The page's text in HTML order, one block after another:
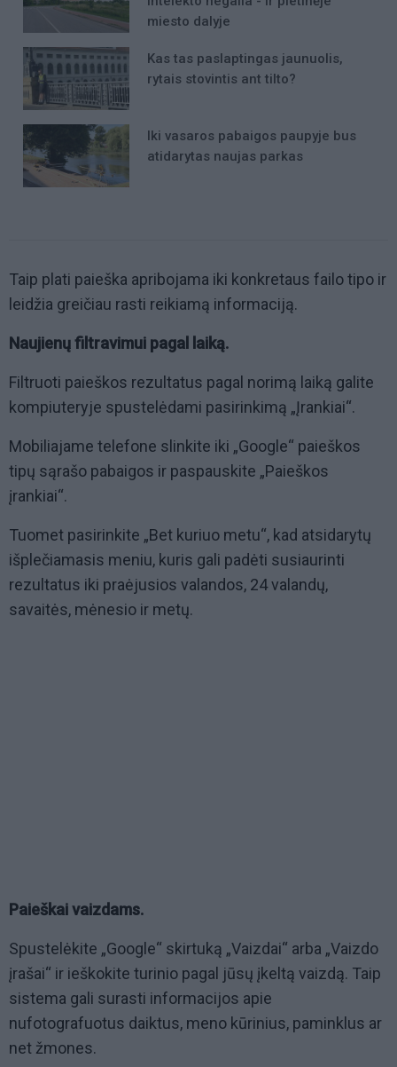
miesto dalyje
Kas tas paslaptingas jaunuolis,
rytais stovintis ant tilto?
Iki vasaros pabaigos paupyje bus
atidarytas naujas parkas
Taip plati paieška apribojama iki konkretaus failo tipo ir
leidžia greičiau rasti reikiamą informaciją.
Naujienų filtravimui pagal laiką.
Filtruoti paieškos rezultatus pagal norimą laiką galite
kompiuteryje spustelėdami pasirinkimą „Įrankiai“.
Mobiliajame telefone slinkite iki „Google“ paieškos
tipų sąrašo pabaigos ir paspauskite „Paieškos
įrankiai“.
Tuomet pasirinkite „Bet kuriuo metu“, kad atsidarytų
išplečiamasis meniu, kuris gali padėti susiaurinti
rezultatus iki praėjusios valandos, 24 valandų,
savaitės, mėnesio ir metų.
Paieškai vaizdams.
Spustelėkite „Google“ skirtuką „Vaizdai“ arba „Vaizdo
įrašai“ ir ieškokite turinio pagal jūsų įkeltą vaizdą. Taip
sistema gali surasti informacijos apie
nufotografuotus daiktus, meno kūrinius, paminklus ar
net žmones.